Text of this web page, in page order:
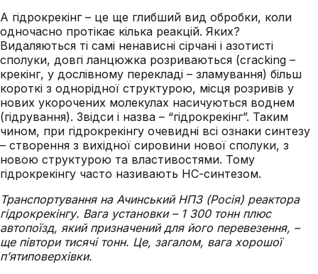
А гідрокрекінг – це ще глибший вид обробки, коли
одночасно протікає кілька реакцій. Яких?
Видаляються ті самі ненависні сірчані і азотисті
сполуки, довгі ланцюжка розриваються (cracking –
крекінг, у дослівному перекладі – зламування) більш
короткі з однорідної структурою, місця розривів у
нових укорочених молекулах насичуються воднем
(гідрування). Звідси і назва – “гідрокрекінг”. Таким
чином, при гідрокрекінгу очевидні всі ознаки синтезу
– створення з вихідної сировини нової сполуки, з
новою структурою та властивостями. Тому
гідрокрекінгу часто називають НС-синтезом.
Транспортування на Ачинський НПЗ (Росія) реактора
гідрокрекінгу. Вага установки – 1 300 тонн плюс
автопоїзд, який призначений для його перевезення, –
ще півтори тисячі тонн. Це, загалом, вага хорошої
п’ятиповерхівки.